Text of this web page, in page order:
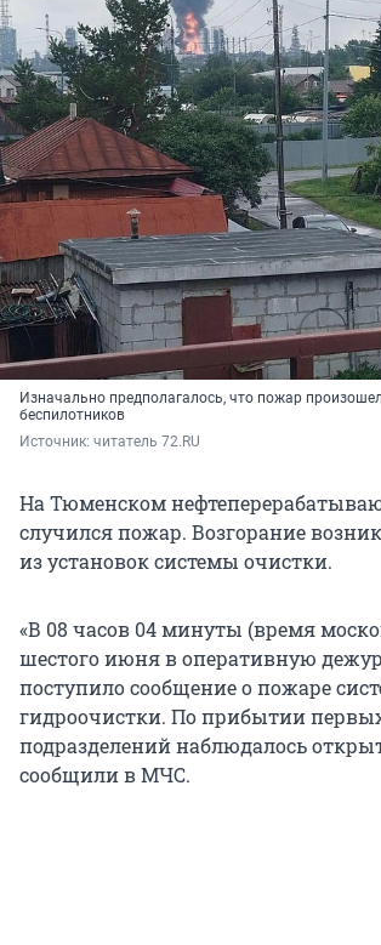
Изначально предполагалось, что пожар
беспилотников
Источник: читатель 72.RU
На Тюменском
случился пожар. Возгорание
из установок системы очистки.
«В 08 часов 04 минуты (время
шестого июня в оперативную
поступило сообщение о пожаре
гидроочистки. По прибытии
подразделений наблюдалось
сообщили в МЧС.